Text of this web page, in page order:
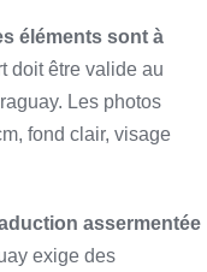
éléments sont à
doit être valide au
Les photos
fond clair, visage
assermentée
exige des